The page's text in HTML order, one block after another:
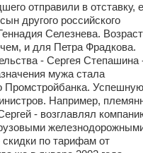
отправили в отставку,
другого российского
Селезнева.
и для Петра Фрадкова.
- Сергея Степашина
мужа стала
Промстройбанка. Успешную
Например,
- возглавлял
по тарифам от